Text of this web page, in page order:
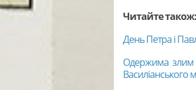
Читайте також:
День Петра і
Одержима злим
Василіанського